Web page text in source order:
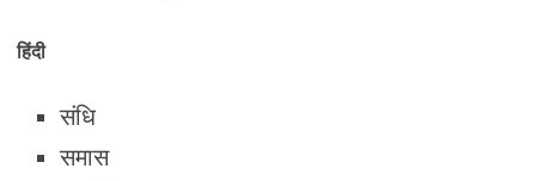
हिंदी
संधि
समास